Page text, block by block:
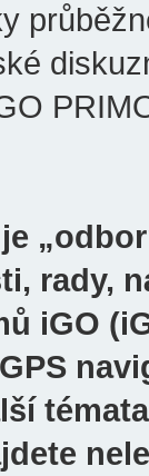
rady,
iGO